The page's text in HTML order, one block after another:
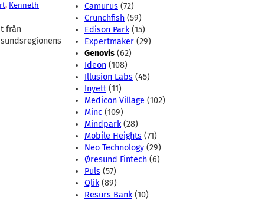
, Kenneth
från
Camurus (72)
Crunchfish (59)
Edison Park(15)
Expertmaker (29)
Genovis (62)
Ideon (108)
Illusion Labs (45)
Inyett (11)
Medicon Village (102)
Minc (109)
Mindpark(28)
Mobile Heights (71)
Neo Technology (29)
Øresund Fintech (6)
Puls (57)
Qlik(89)
Resurs Bank(10)